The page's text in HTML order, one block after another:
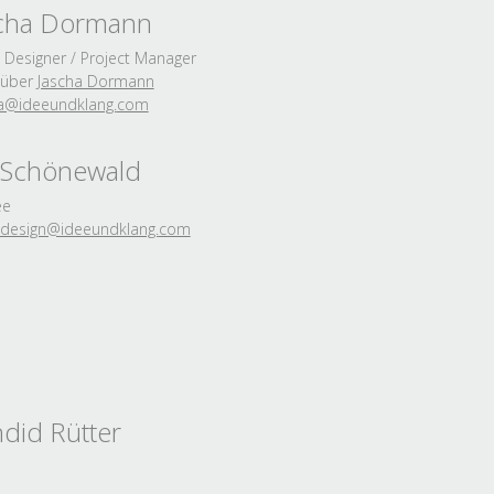
Dormann
/ Project Manager
Jascha Dormann
com
com
Rütter